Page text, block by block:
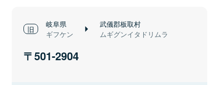
岐阜県
ギフケン
武儀郡板取村
ムギグンイタドリムラ
501-2904